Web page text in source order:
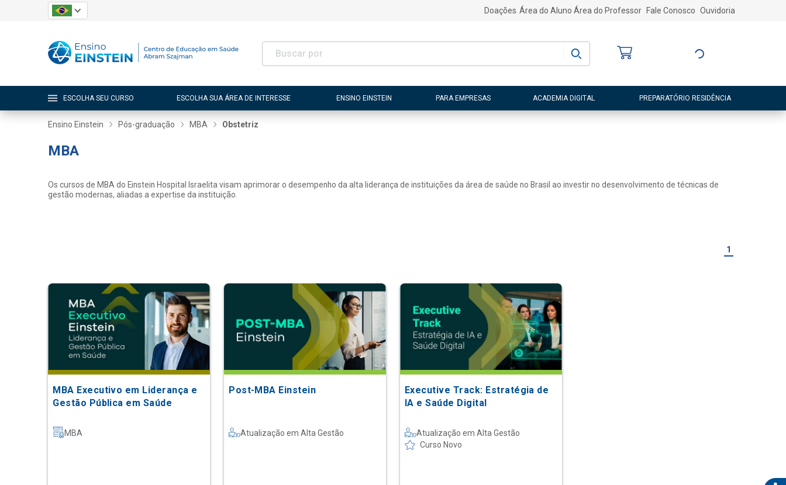
Doações Área do Aluno Área do Professor Fale Conosco Ouvidoria
Entre ou Cadastre-
ESCOLHA SEU CURSO ESCOLHA SUA ÁREA DE INTERESSE ENSINO EINSTEIN PARA EMPRESAS ACADEMIA DIGITAL PREPARATÓRIO RESIDÊNCIA
Ensino Einstein Pós-graduação MBA Obstetriz
MBA
Os cursos de MBA do Einstein Hospital Israelita visam aprimorar o desempenho da alta liderança de instituições da área de saúde no Brasil ao investir no desenvolvimento de técnicas de
gestão modernas, aliadas a expertise da instituição.
1
MBA Executivo em Liderança e
Gestão Pública em Saúde
MBA
Post-MBA Einstein
Atualização em Alta Gestão
Executive Track: Estratégia de
IA e Saúde Digital
Atualização em Alta Gestão
Curso Novo